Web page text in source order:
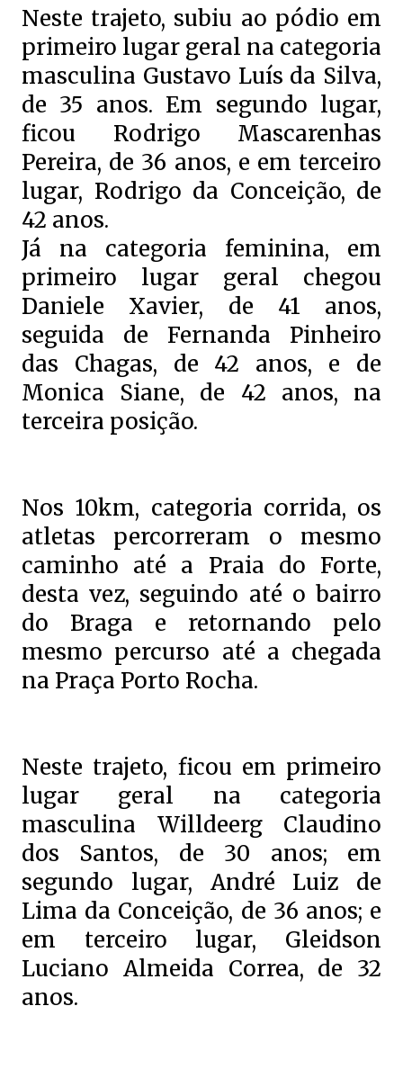
Neste trajeto, subiu ao pódio em
primeiro lugar geral na categoria
masculina Gustavo Luís da Silva,
de 35 anos. Em segundo lugar,
ficou Rodrigo Mascarenhas
Pereira, de 36 anos, e em terceiro
lugar, Rodrigo da Conceição, de
42 anos.
Já na categoria feminina, em
primeiro lugar geral chegou
Daniele Xavier, de 41 anos,
seguida de Fernanda Pinheiro
das Chagas, de 42 anos, e de
Monica Siane, de 42 anos, na
terceira posição.
Nos 10km, categoria corrida, os
atletas percorreram o mesmo
caminho até a Praia do Forte,
desta vez, seguindo até o bairro
do Braga e retornando pelo
mesmo percurso até a chegada
na Praça Porto Rocha.
Neste trajeto, ficou em primeiro
lugar geral na categoria
masculina Willdeerg Claudino
dos Santos, de 30 anos; em
segundo lugar, André Luiz de
Lima da Conceição, de 36 anos; e
em terceiro lugar, Gleidson
Luciano Almeida Correa, de 32
anos.